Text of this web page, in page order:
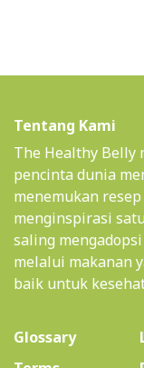
Tentang Kami
The Healthy Belly
pencinta dunia
menemukan
menginspirasi
saling
melalui makanan
baik untuk
Glossary